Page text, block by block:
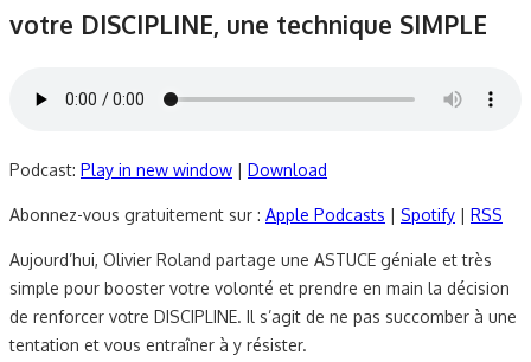
votre DISCIPLINE, une technique SIMPLE
Podcast: Play in new window | Download
Abonnez-vous gratuitement sur : Apple Podcasts | Spotify | RSS
Aujourd’hui, Olivier Roland partage une ASTUCE géniale et très
simple pour booster votre volonté et prendre en main la décision
de renforcer votre DISCIPLINE. Il s’agit de ne pas succomber à une
tentation et vous entraîner à y résister.